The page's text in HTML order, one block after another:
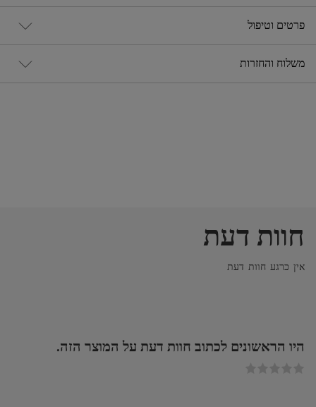
פרטים וטיפול
משלוח והחזרות
חוות דעת
אין כרגע חוות דעת
היו הראשונים לכתוב חוות דעת על המוצר הזה.